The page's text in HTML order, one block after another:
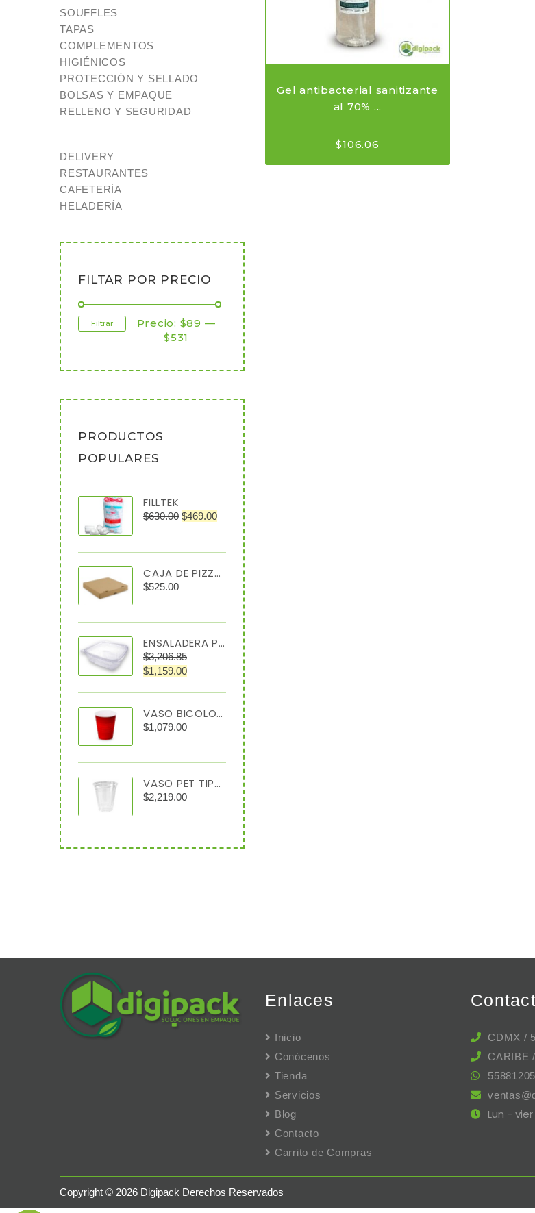
SOUFFLES
TAPAS
COMPLEMENTOS
HIGIÉNICOS
PROTECCIÓN Y SELLADO
BOLSAS Y EMPAQUE
RELLENO Y SEGURIDAD
DELIVERY
RESTAURANTES
CAFETERÍA
HELADERÍA
FILTAR POR PRECIO
Filtrar Precio: $89 —
$531
PRODUCTOS
POPULARES
FILLTEK
$630.00 $469.00
CAJA DE PIZZA 40X40X4 C/50
$525.00
ENSALADERA PET TRANSPARENTE 64 OZ TIPO ALMEJA
$3,206.85
$1,159.00
VASO BICOLOR #12 C/1000
$1,079.00
VASO PET TIPO CRISTAL 7 OZ C/1000
$2,219.00
Gel antibacterial sanitizante
al 70% ...
$106.06
Enlaces
Inicio
Conócenos
Tienda
Servicios
Blog
Contacto
Carrito de Compras
CDMX /
CARIBE
Lun -
Copyright © 2026 Digipack Derechos Reservados